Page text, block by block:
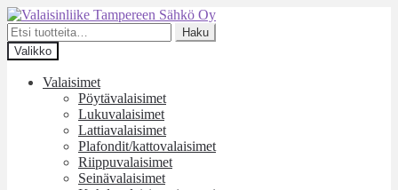
Siirry
navigointiin
Siirry
sisältöön
Etsi:
Haku
Valikko
Valaisimet
Pöytävalaisimet
Lukuvalaisimet
Lattiavalaisimet
Plafondit/kattovalaisimet
Riippuvalaisimet
Seinävalaisimet